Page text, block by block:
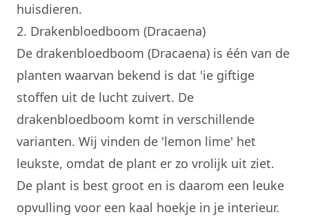
huisdieren.
2. Drakenbloedboom (Dracaena)
De drakenbloedboom (Dracaena) is één van de
planten waarvan bekend is dat 'ie giftige
stoffen uit de lucht zuivert. De
drakenbloedboom komt in verschillende
varianten. Wij vinden de 'lemon lime' het
leukste, omdat de plant er zo vrolijk uit ziet.
De plant is best groot en is daarom een leuke
opvulling voor een kaal hoekje in je interieur.